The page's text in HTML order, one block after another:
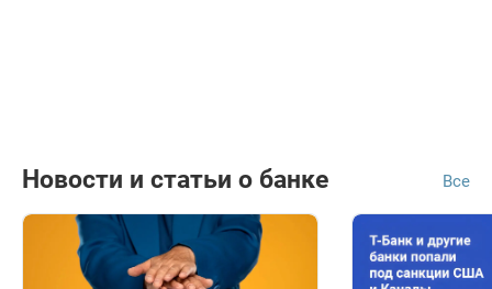
Новости и статьи о банке Все